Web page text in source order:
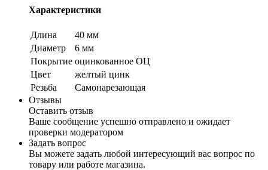
Характеристики
Длина
40 мм
Диаметр
6 мм
Покрытие оцинкованное ОЦ
Цвет
желтый цинк
Резьба
Самонарезающая
Отзывы
Оставить отзыв
Ваше сообщение успешно отправлено и ожидает
проверки модератором
Задать вопрос
Вы можете задать любой интересующий вас вопрос по
товару или работе магазина.